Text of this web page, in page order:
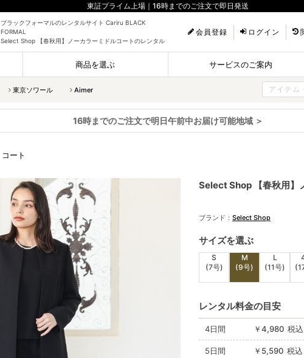
東証プライム上場｜16時までのご注文で即日発送
ブラックフォーマルのレンタルサイト Cariru BLACK
FORMAL
Select Shop 【春秋用】ノーカラーミドルコートのレンタル
会員登録 ログイン
商品を選ぶ サービスのご案内
東京ソワール Aimer
16時までのご注文で明日午前中お届け可能地域 ＞
コート
Select Shop 【春秋用】
ブランド： Select Shop
サイズを選ぶ
S
(7号)
M
(9号)
L
(11号)
レンタル料金の目安
4日間 ￥4,980 税
5日間 ￥5,590 税込